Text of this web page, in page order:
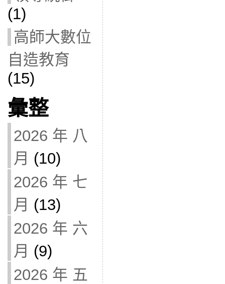
(1)
高師大數位
自造教育
(15)
彙整
2026 年 八
月 (10)
2026 年 七
月 (13)
2026 年 六
月 (9)
2026 年 五